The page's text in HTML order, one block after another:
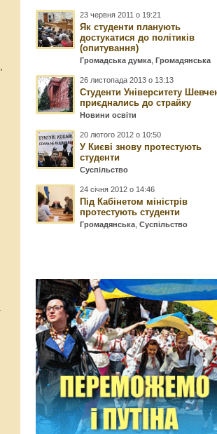
23 червня 2011 о 19:21
Як студенти планують
достукатися до політиків
(опитування)
Громадська думка ,Громадянська
26 листопада 2013 о 13:13
Студенти Університету
приєднались до страйку
Новини освіти
20 лютого 2012 о 10:50
У Києві знову протестують
студенти
Суспільство
24 січня 2012 о 14:46
Під Кабінетом міністрів
протестують студенти
Громадянська ,Суспільство